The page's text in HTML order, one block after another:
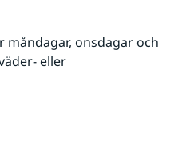
onsdagar och
eller